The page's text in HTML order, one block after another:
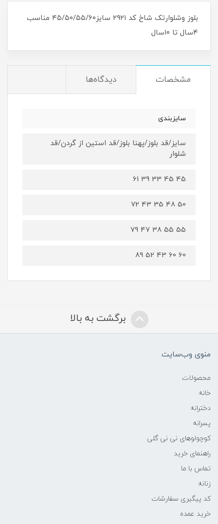
بلوز وشلوارتک شاخ کد ۲۹۲۱ سایز۴۵/۵۰/۵۵/۶۰ مناسب
۴سال تا ۱۰سال
مشخصات دیدگاه‌ها
سایزبندی
سایز/قد بلوز/پهنا بلوز/قد استین از گردن/قد
شلوار
45 45 33 39 61
50 48 35 43 72
55 55 38 47 79
60 60 43 52 89
برگشت به بالا
منوی وب‌سایت
محصولات
خانه
دخترانه
پسرانه
کوچولوهای نی نی گلی
راهنمای خرید
تماس با ما
زنانه
کد پیگیری سفارشات
خرید عمده